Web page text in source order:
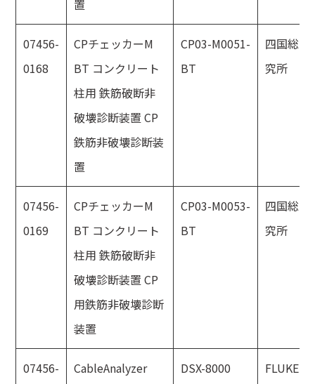
置
07456-
0168
CPチェッカーM
BT コンクリート
柱用 鉄筋破断非
破壊診断装置 CP
鉄筋非破壊診断装
置
CP03-M0051-
BT
四国総合
究所
07456-
0169
CPチェッカーM
BT コンクリート
柱用 鉄筋破断非
破壊診断装置 CP
用鉄筋非破壊診断
装置
CP03-M0053-
BT
四国総合
究所
07456-
CableAnalyzer DSX-8000 FLUKE